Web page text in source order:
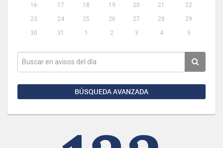
16
17 18 19 20 21
22
23
24 25 26 27 28
29
30
31 1 2 3 4 5
BÚSQUEDA AVANZADA